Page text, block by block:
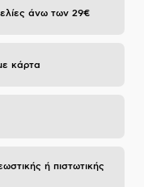
άνω των 29€
κάρτα
ή πιστωτικής